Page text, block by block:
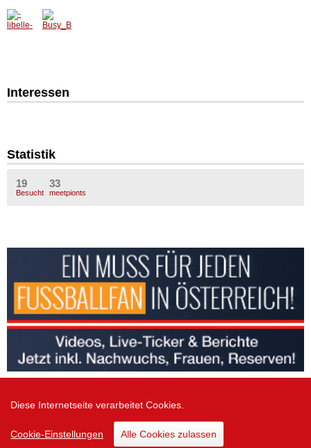
Diese Internetseite verarbeitet Cookies.
Cookie-Einstellungen Alle Cookies zulassen
Interessen
Statistik
19
Besucht
33
meetpionts